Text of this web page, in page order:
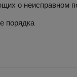
о неисправном
порядка